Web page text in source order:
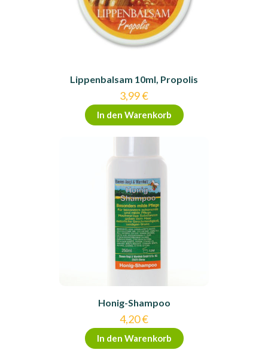
Lippenbalsam 10ml, Propolis
3,99€
In den Warenkorb
Honig-Shampoo
4,20€
In den Warenkorb